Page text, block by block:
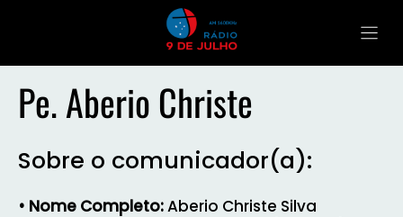
Pe. Aberio Christe
Sobre o comunicador(a):
• Nome Completo:Aberio Christe Silva